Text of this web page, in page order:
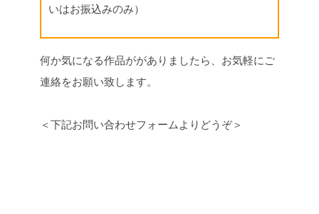
いはお振込みのみ）
何か気になる作品ががありましたら、お気軽にご
連絡をお願い致します。
＜下記お問い合わせフォームよりどうぞ＞